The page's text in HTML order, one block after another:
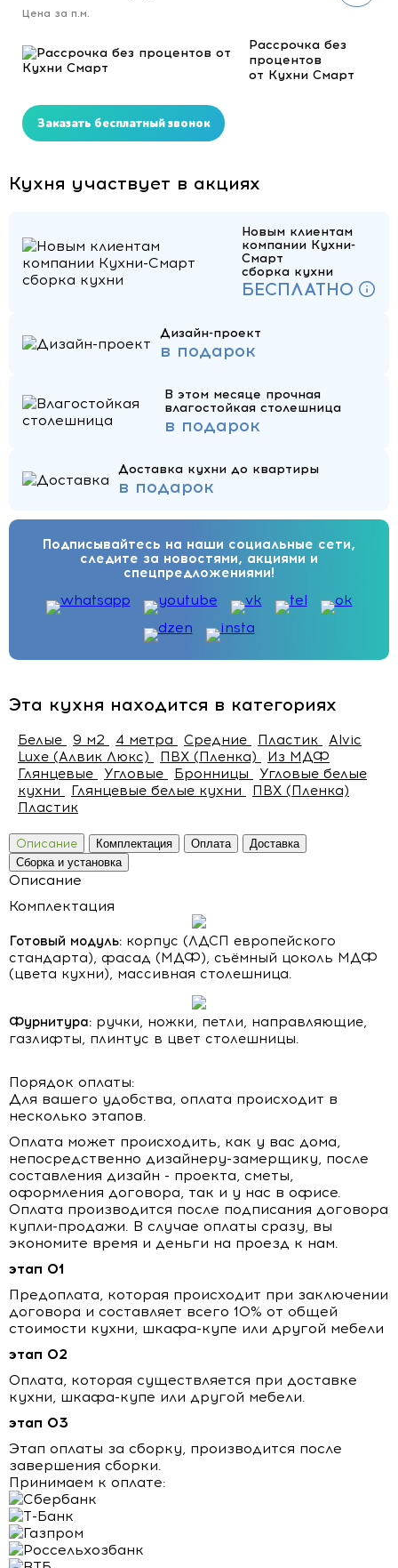
Цена за п.м.
Рассрочка без
процентов
от Кухни Смарт
Заказать бесплатный звонок
Кухня участвует в акциях
Новым клиентам
компании Кухни-
Смарт
сборка кухни
БЕСПЛАТНО
Дизайн-проект
в подарок
В этом месяце прочная
влагостойкая столешница
в подарок
Доставка кухни до квартиры
в подарок
Подписывайтесь на наши социальные сети,
следите за новостями, акциями и
спецпредложениями!
Эта кухня находится в категориях
Белые 9 м2 4 метра Средние Пластик
Alvic
Luxe (Алвик Люкс)
ПВХ (Пленка)
Из МДФ
Глянцевые
Угловые Бронницы
Угловые белые
кухни
Глянцевые белые кухни
ПВХ (Пленка)
Пластик
Описание Комплектация Оплата
Доставка
Сборка и установка
Описание
Комплектация
Готовый модуль: корпус (ЛДСП европейского
стандарта), фасад (МДФ), съёмный цоколь МДФ
(цвета кухни), массивная столешница.
Фурнитура: ручки, ножки, петли, направляющие,
газлифты, плинтус в цвет столешницы.
Порядок оплаты:
Для вашего удобства, оплата происходит в
несколько этапов.
Оплата может происходить, как у вас дома,
непосредственно дизайнеру-замерщику, после
составления дизайн - проекта, сметы,
оформления договора, так и у нас в офисе.
Оплата производится после подписания договора
купли-продажи. В случае оплаты сразу, вы
экономите время и деньги на проезд к нам.
этап 01
Предоплата, которая происходит при заключении
договора и составляет всего 10% от общей
стоимости кухни, шкафа-купе или другой мебели
этап 02
Оплата, которая существляется при доставке
кухни, шкафа-купе или другой мебели.
этап 03
Этап оплаты за сборку, производится после
завершения сборки.
Принимаем к оплате: